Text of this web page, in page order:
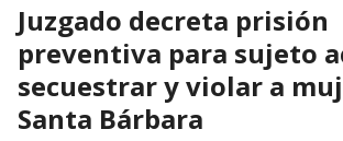
Juzgado decreta prisión
preventiva para sujeto
secuestrar y violar a
Santa Bárbara